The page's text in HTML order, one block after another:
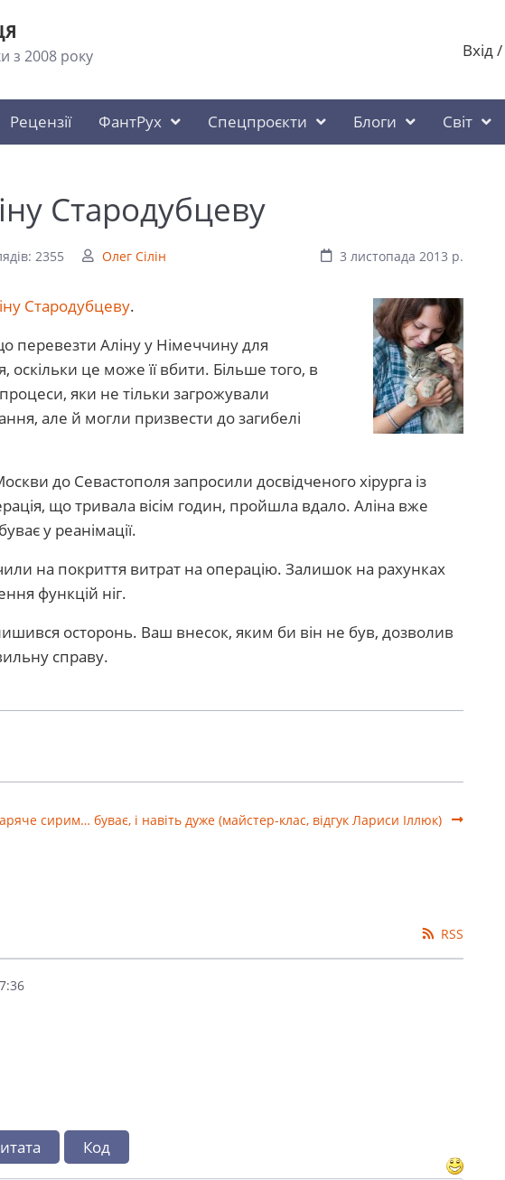
з 2008 року Вхід /
Рецензії ФантРух Спецпроєкти Блоги Світ
Стародубцеву
2355 Олег Сілін 3 листопада 2013 р.
Стародубцеву.
перевезти Аліну у Німеччину для
оскільки це може її вбити. Більше того, в
яки не тільки загрожували
але й могли призвести до загибелі
до Севастополя запросили досвідченого хірурга із
що тривала вісім годин, пройшла вдало. Аліна вже
у реанімації.
на покриття витрат на операцію. Залишок на рахунках
функцій ніг.
осторонь. Ваш внесок, яким би він не був, дозволив
справу.
сирим… буває, і навіть дуже (майстер-клас, відгук Лариси Іллюк)
RSS
Код